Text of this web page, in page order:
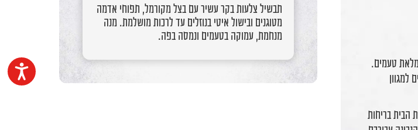
טעמים.
בריחות
תבשיל צלעות בקר עשיר עם בצל מקורמל, תפוחי אדמה
מטוגנים ובישול איטי בנוזלים עד לרכות מושלמת. מנה
מנחמת, עמוקה בטעמים ונמסה בפה.